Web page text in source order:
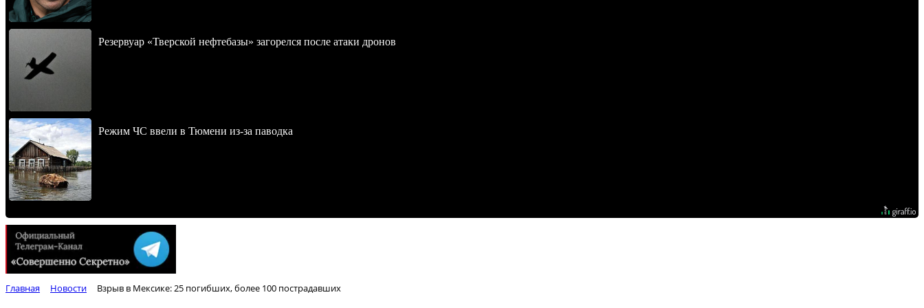
Резервуар «Тверской нефтебазы» загорелся после атаки дронов
Режим ЧС ввели в Тюмени из-за паводка
Главная Новости Взрыв в Мексике: 25 погибших, более 100 пострадавших